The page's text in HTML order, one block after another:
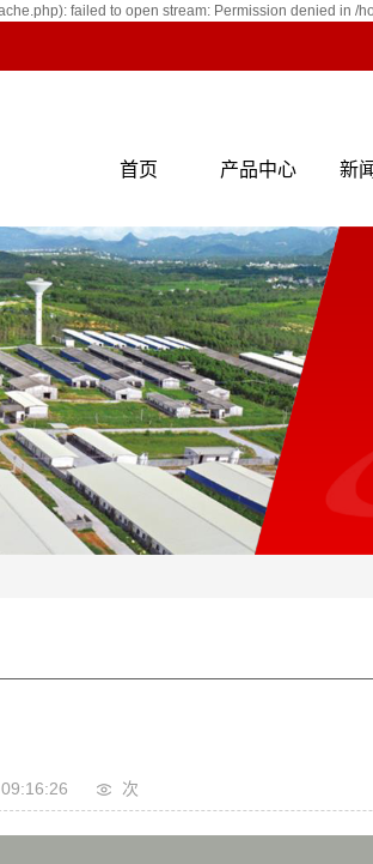
failed to open stream: Permission denied in
首页 产品中心 新
次